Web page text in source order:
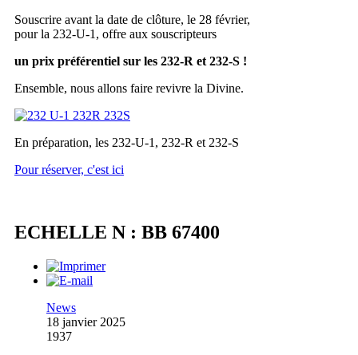
Souscrire avant la date de clôture, le 28 février,
pour la 232-U-1, offre aux souscripteurs
un prix préférentiel sur les 232-R et 232-S !
Ensemble, nous allons faire revivre la Divine.
En préparation, les 232-U-1, 232-R et 232-S
Pour réserver, c'est ici
ECHELLE N : BB 67400
News
18 janvier 2025
1937